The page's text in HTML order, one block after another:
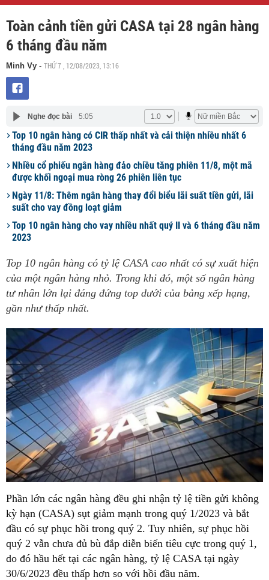
Toàn cảnh tiền gửi CASA tại 28 ngân hàng
6 tháng đầu năm
Minh Vy - THỨ 7 , 12/08/2023, 13:16
Nghe đọc bài 5:05
Top 10 ngân hàng có CIR thấp nhất và cải thiện nhiều nhất 6
tháng đầu năm 2023
Nhiều cổ phiếu ngân hàng đảo chiều tăng phiên 11/8, một mã
được khối ngoại mua ròng 26 phiên liên tục
Ngày 11/8: Thêm ngân hàng thay đổi biểu lãi suất tiền gửi, lãi
suất cho vay đồng loạt giảm
Top 10 ngân hàng cho vay nhiều nhất quý II và 6 tháng đầu năm
2023
Top 10 ngân hàng có tỷ lệ CASA cao nhất có sự xuất hiện
của một ngân hàng nhỏ. Trong khi đó, một số ngân hàng
tư nhân lớn lại đáng đứng top dưới của bảng xếp hạng,
gần như thấp nhất.
Phần lớn các ngân hàng đều ghi nhận tỷ lệ tiền gửi không
kỳ hạn (CASA) sụt giảm mạnh trong quý 1/2023 và bắt
đầu có sự phục hồi trong quý 2. Tuy nhiên, sự phục hồi
quý 2 vẫn chưa đủ bù đắp diễn biến tiêu cực trong quý 1,
do đó hầu hết tại các ngân hàng, tỷ lệ CASA tại ngày
30/6/2023 đều thấp hơn so với hồi đầu năm.